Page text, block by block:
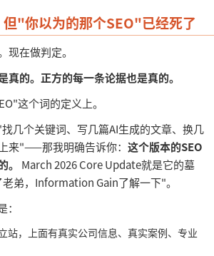
但"你以为的那个SEO"已经死了
现在做判定。
真的。正方的每一条论据也是真的。
这个词的定义上。
找几个关键词、写几篇AI生成的文章、换几
来"——那我明确告诉你： 这个版本的SEO
March 2026 Core Update就是它的墓
弟，Information Gain了解一下"。
：
站，上面有真实公司信息、真实案例、专业